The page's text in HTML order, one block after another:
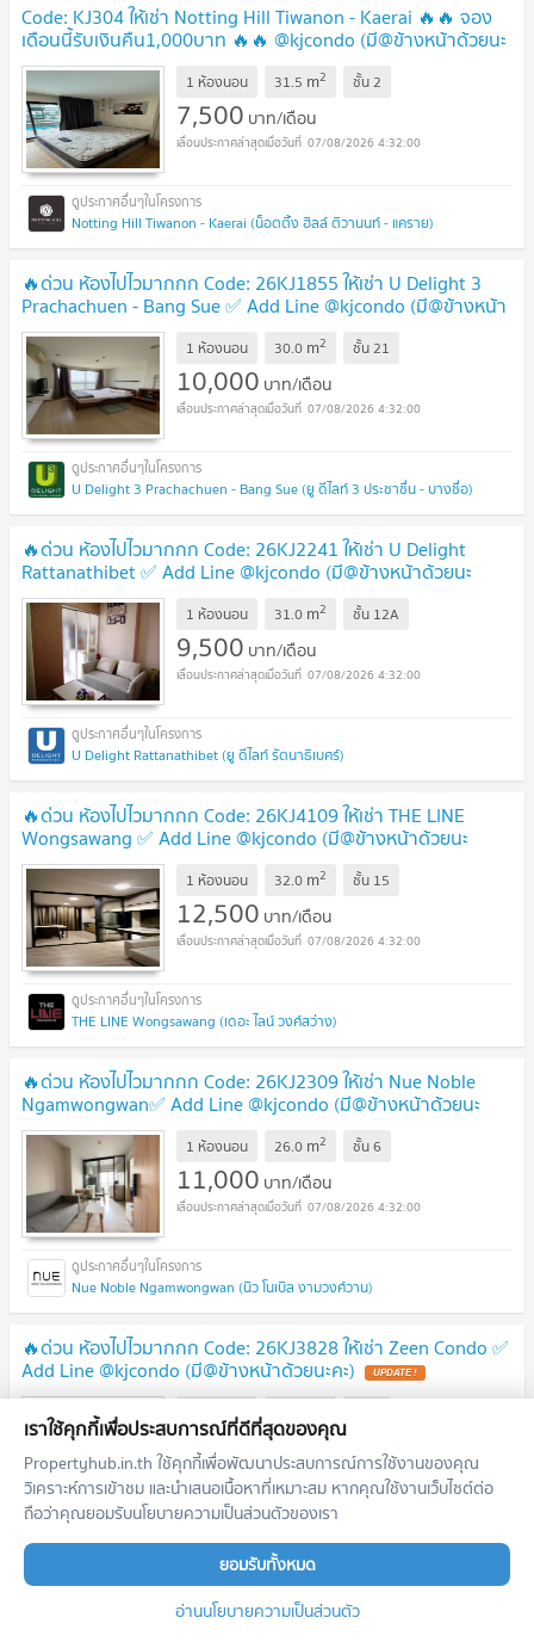
Code: KJ304 ให้เช่า Notting Hill Tiwanon - Kaerai 🔥🔥 จอง
เดือนนี้รับเงินคืน1,000บาท 🔥🔥 @kjcondo (มี@ข้างหน้าด้วยนะ
คะ)
1 ห้องนอน 31.5 m2 ชั้น2
7,500 บาท/เดือน
07/08/2026 4:32:00
Notting Hill Tiwanon - Kaerai (น็อตติ้ง ฮิลล์ ติวานนท์ - แคราย)
🔥ด่วน ห้องไปไวมากกก Code: 26KJ1855 ให้เช่า U Delight 3
Prachachuen - Bang Sue ✅ Add Line @kjcondo (มี@ข้างหน้า
ด้วยนะคะ)
1 ห้องนอน 30.0 m2 ชั้น21
10,000 บาท/เดือน
07/08/2026 4:32:00
U Delight 3 Prachachuen - Bang Sue (ยู ดีไลท์ 3 ประชาชื่น - บางซื่อ)
🔥ด่วน ห้องไปไวมากกก Code: 26KJ2241 ให้เช่า U Delight
Rattanathibet ✅ Add Line @kjcondo (มี@ข้างหน้าด้วยนะ
คะ)
1 ห้องนอน 31.0 m2 ชั้น 12A
9,500 บาท/เดือน
07/08/2026 4:32:00
U Delight Rattanathibet (ยู ดีไลท์ รัตนาธิเบศร์)
🔥ด่วน ห้องไปไวมากกก Code: 26KJ4109 ให้เช่า THE LINE
Wongsawang ✅ Add Line @kjcondo (มี@ข้างหน้าด้วยนะ
คะ)
1 ห้องนอน 32.0 m2 ชั้น 15
12,500 บาท/เดือน
07/08/2026 4:32:00
THE LINE Wongsawang (เดอะ ไลน์ วงศ์สว่าง)
🔥ด่วน ห้องไปไวมากกก Code: 26KJ2309 ให้เช่า Nue Noble
Ngamwongwan✅ Add Line @kjcondo (มี@ข้างหน้าด้วยนะ
คะ)
1 ห้องนอน 26.0 m2 ชั้น6
11,000 บาท/เดือน
07/08/2026 4:32:00
Nue Noble Ngamwongwan (นิว โนเบิล งามวงศ์วาน)
🔥ด่วน ห้องไปไวมากกก Code: 26KJ3828 ให้เช่า Zeen Condo ✅
Add Line @kjcondo (มี@ข้างหน้าด้วยนะคะ)
1 ห้องนอน
8,000 บาท/เดือน
07/08/2026 4:32:00
ปล่อยเช่า คอนโด The Line วงศ์สว่าง ชั้น 21 ห้องมุม (เจ้าของ
เราใช้คุกกี้เพื่อประสบการณ์ที่ดีที่สุดของคุณ
Propertyhub.in.th ใช้คุกกี้เพื่อพัฒนาประสบการณ์การใช้งานของคุณ
วิเคราะห์การเข้าชม และนำเสนอเนื้อหาที่เหมาะสม หากคุณใช้งานเว็บไซต์ต่อ
ถือว่าคุณยอมรับนโยบายความเป็นส่วนตัวของเรา
ยอมรับทั้งหมด
อ่านนโยบายความเป็นส่วนตัว